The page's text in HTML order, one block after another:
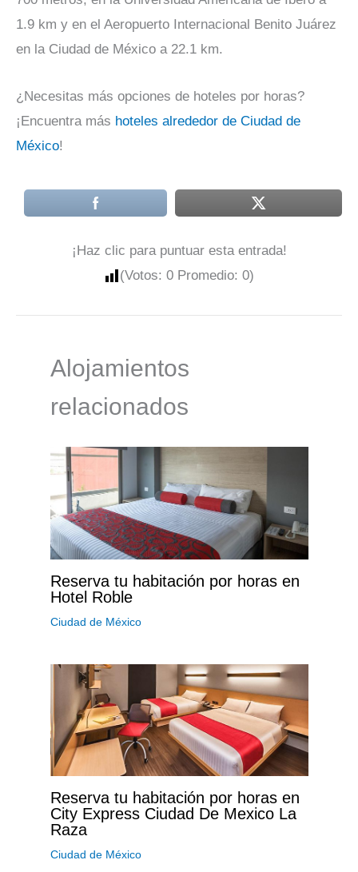
1.9 km y en el Aeropuerto Internacional Benito Juárez
en la Ciudad de México a 22.1 km.
¿Necesitas más opciones de hoteles por horas?
¡Encuentra más hoteles alrededor de Ciudad de
México!
¡Haz clic para puntuar esta entrada!
(Votos: 0 Promedio: 0)
Alojamientos
relacionados
Reserva tu habitación por horas en
Hotel Roble
Ciudad de México
Reserva tu habitación por horas en
City Express Ciudad De Mexico La
Raza
Ciudad de México